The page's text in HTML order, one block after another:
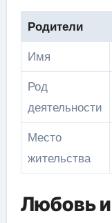
Родители
Имя
Род
деятельности
Место
жительства
Любовь